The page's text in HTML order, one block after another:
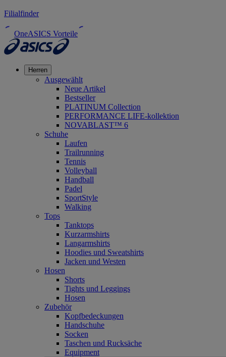
Filialfinder
OneASICS Vorteile
Herren
Ausgewählt
Neue Artikel
Bestseller
PLATINUM Collection
PERFORMANCE LIFE-kollektion
NOVABLAST™ 6
Schuhe
Laufen
Trailrunning
Tennis
Volleyball
Handball
Padel
SportStyle
Walking
Tops
Tanktops
Kurzarmshirts
Langarmshirts
Hoodies und Sweatshirts
Jacken und Westen
Hosen
Shorts
Tights und Leggings
Hosen
Zubehör
Kopfbedeckungen
Handschuhe
Socken
Taschen und Rucksäche
Equipment